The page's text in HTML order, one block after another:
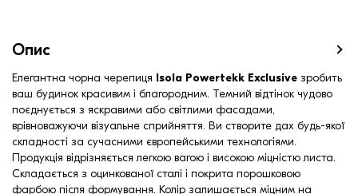
Опис
Елегантна чорна черепиця Isola Powertekk Exclusive зробить
ваш будинок красивим і благородним. Темний відтінок чудово
поєднується з яскравими або світлими фасадами,
врівноважуючи візуальне сприйняття. Ви створите дах будь-якої
складності за сучасними європейськими технологіями.
Продукція відрізняється легкою вагою і високою міцністю листа.
Складається з оцинкованої сталі і покрита порошковою
фарбою після формування. Колір залишається міцним на